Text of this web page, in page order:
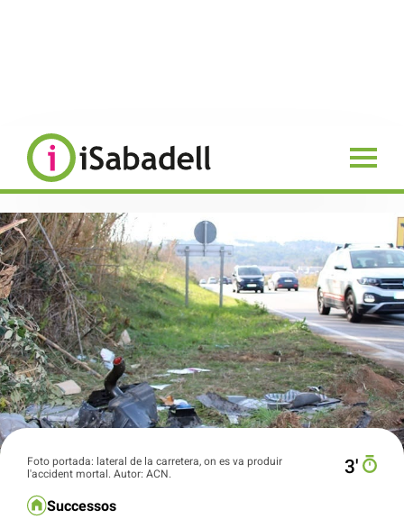
Foto portada: lateral de la carretera, on es va produir
l'accident mortal. Autor: ACN.
3′
Successos